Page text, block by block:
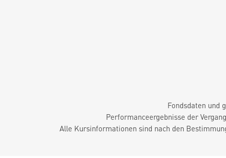
Fondsdaten und
Performanceergebnisse der
Alle Kursinformationen sind nach den